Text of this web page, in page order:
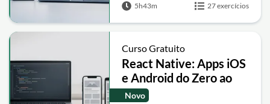
5h43m 27 exercícios
Curso Gratuito
React Native: Apps iOS
e Android do Zero ao
Avançado
Novo